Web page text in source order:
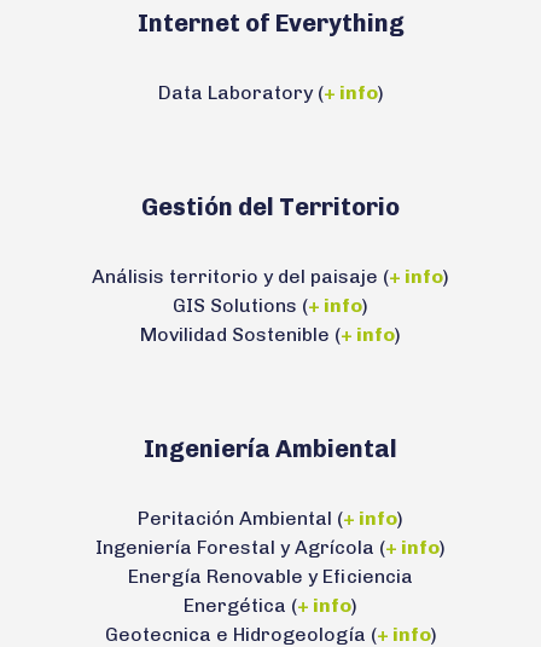
Internet of Everything
Data Laboratory (+ info)
Gestión del Territorio
Análisis territorio y del paisaje (+ info)
GIS Solutions (+ info)
Movilidad Sostenible (+ info)
Ingeniería Ambiental
Peritación Ambiental (+ info)
Ingeniería Forestal y Agrícola (+ info)
Energía Renovable y Eficiencia
Energética (+ info)
Geotecnica e Hidrogeología (+ info)